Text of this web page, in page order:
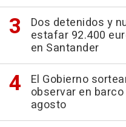
Dos detenidos y
estafar 92.400
en Santander
El Gobierno
observar en
agosto